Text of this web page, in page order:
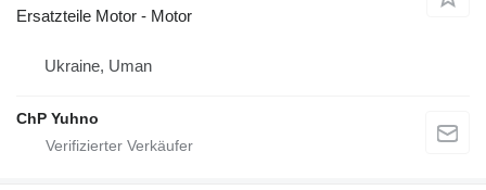
Ersatzteile Motor - Motor
Ukraine, Uman
ChP Yuhno